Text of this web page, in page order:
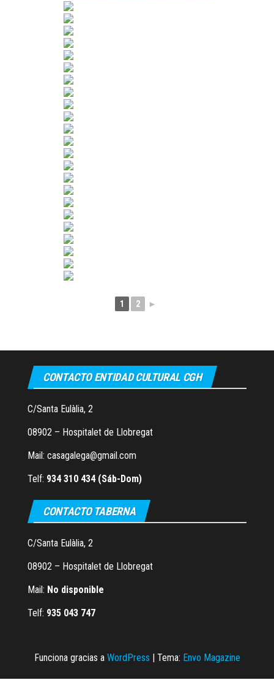
1 2 ►
CONTACTO ENTIDAD CULTURAL CGH
C/Santa Eulàlia, 2
08902 – Hospitalet de Llobregat
Mail: casagalega@gmail.com
Telf: 934 310 434 (Sáb-Dom)
CONTACTO TABERNA
C/Santa Eulàlia, 2
08902 – Hospitalet de Llobregat
Mail: No disponible
Telf: 935 043 747
Funciona gracias a WordPress | Tema: Envo Magazine